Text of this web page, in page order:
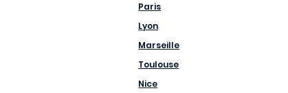
Paris
Lyon
Marseille
Toulouse
Nice